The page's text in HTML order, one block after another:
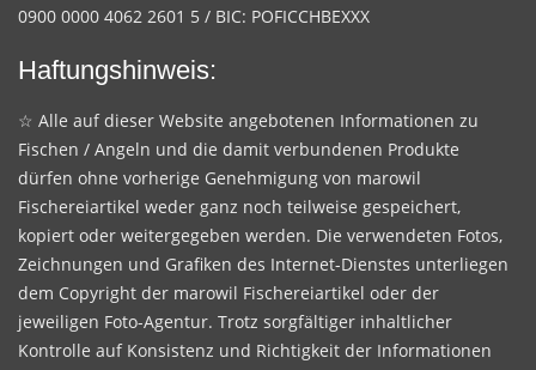
0900 0000 4062 2601 5 / BIC: POFICCHBEXXX
Haftungshinweis:
☆ Alle auf dieser Website angebotenen Informationen zu
Fischen / Angeln und die damit verbundenen Produkte
dürfen ohne vorherige Genehmigung von marowil
Fischereiartikel weder ganz noch teilweise gespeichert,
kopiert oder weitergegeben werden. Die verwendeten Fotos,
Zeichnungen und Grafiken des Internet-Dienstes unterliegen
dem Copyright der marowil Fischereiartikel oder der
jeweiligen Foto-Agentur. Trotz sorgfältiger inhaltlicher
Kontrolle auf Konsistenz und Richtigkeit der Informationen